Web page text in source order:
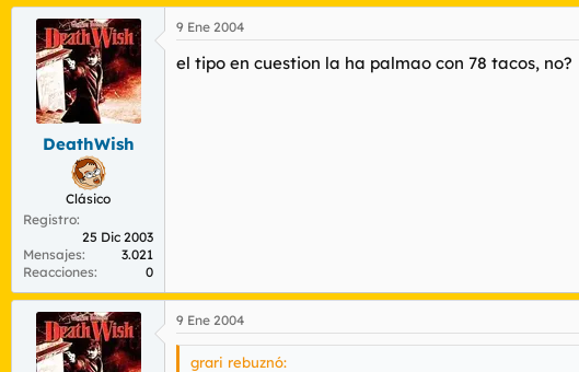
DeathWish
Clásico
Registro
25 Dic 2003
Mensajes
3.021
Reacciones
0
9 Ene 2004
el tipo en cuestion la ha palmao con 78 tacos, no?
9 Ene 2004
grari rebuznó: